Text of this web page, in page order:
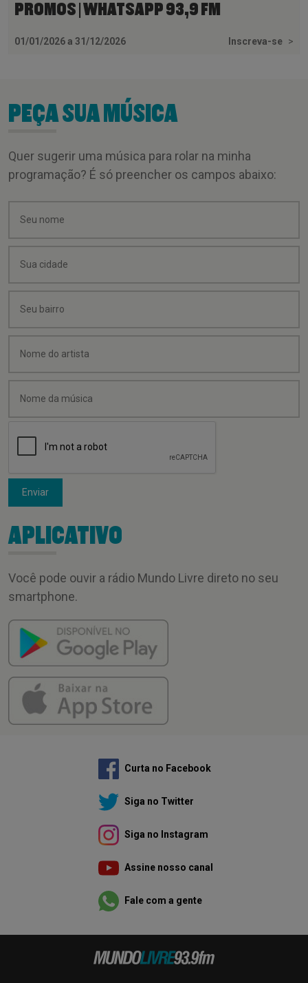
PROMOS | WHATSAPP 93,9 FM
01/01/2026 a 31/12/2026 Inscreva-se >
PEÇA SUA MÚSICA
Quer sugerir uma música para rolar na minha
programação? É só preencher os campos abaixo:
Enviar
APLICATIVO
Você pode ouvir a rádio Mundo Livre direto no seu
smartphone.
Curta no Facebook
Siga no Twitter
Siga no Instagram
Assine nosso canal
Fale com a gente